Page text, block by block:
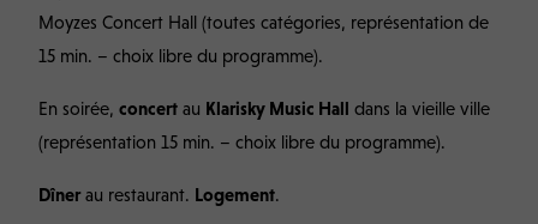
Moyzes Concert Hall (toutes catégories, représentation de
15 min. – choix libre du programme).
En soirée,concert au Klarisky Music Hall dans la vieille ville
(représentation 15 min. – choix libre du programme).
Dîner au restaurant. Logement.